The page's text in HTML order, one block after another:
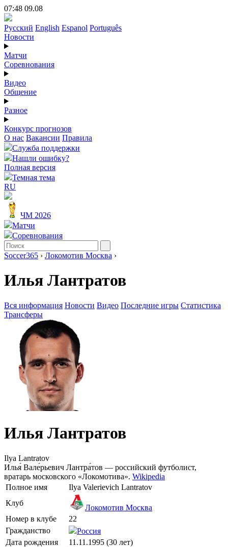
07:48 09.08
Русский English Espanol Português
Новости
Матчи
Соревнования
Видео
Общение
Разное
Конкурс прогнозов
О нас Вакансии Правила
Служба поддержки
Нашли ошибку?
Полная версия
Темная тема
RU
ЧМ 2026
Матчи
Соревнования
Soccer365 › Локомотив Москва ›
Илья Лантратов
Вся информация Новости Видео Последние игры Статистика
Трансферы
Илья Лантратов
Ilya Lantratov
Илья́ Вале́рьевич Лантра́тов — российский футболист,
вратарь московского «Локомотива». Wikipedia
Полное имя
Ilya Valerievich Lantratov
Клуб
Локомотив Москва
Номер в клубе
22
Гражданство
Россия
Дата рождения
11.11.1995 (30 лет)